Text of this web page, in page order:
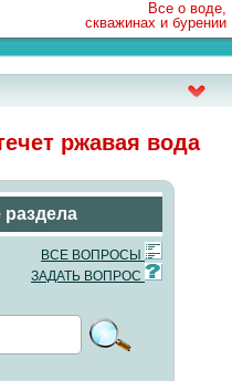
Все о воде,
скважинах и бурении
ржавая вода
ВСЕ ВОПРОСЫ
ЗАДАТЬ ВОПРОС